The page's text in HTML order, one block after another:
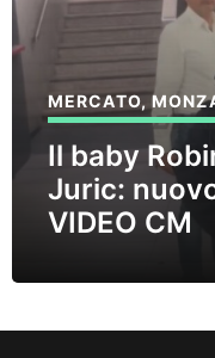
MERCATO,
Il baby
Juric:
VIDEO CM